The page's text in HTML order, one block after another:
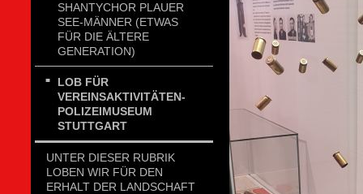
SHANTYCHOR PLAUER
SEE-MÄNNER (ETWAS
FÜR DIE ÄLTERE
GENERATION)
LOB FÜR
VEREINSAKTIVITÄTEN-
POLIZEIMUSEUM
STUTTGART
UNTER DIESER RUBRIK
LOBEN WIR FÜR DEN
ERHALT DER LANDSCHAFT